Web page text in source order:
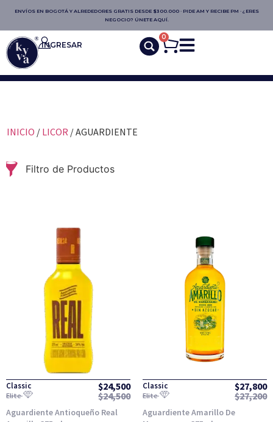
ENVÍOS EN BOGOTÁ Y ALREDEDORES GRATIS DESDE $300.000 · PIDE AM Y RECIBE PM · ¿ERES
NEGOCIO? ÚNETE AQUÍ.
INGRESAR
0
INICIO / LICOR / AGUARDIENTE
Filtro de Productos
Classic $24,500
Elite $24,500
Aguardiente Antioqueño Real
Classic $27,800
Elite $27,200
Aguardiente Amarillo De